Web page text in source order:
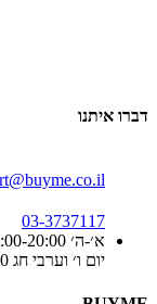
דברו איתנו
03-3737117
א׳-ה׳ 9:00-20:00
יום ו׳ וערבי חג 9:00-15:00